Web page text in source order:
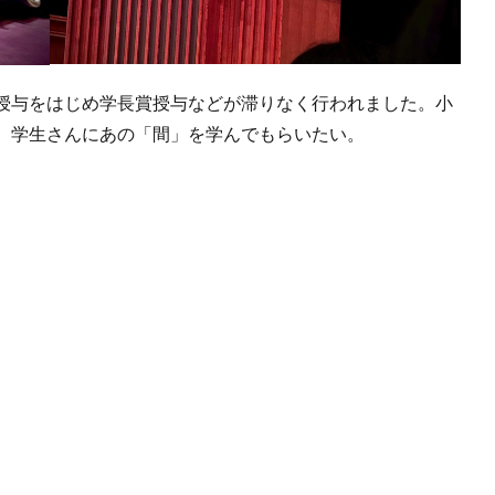
をはじめ学長賞授与などが滞りなく行われました。小
生さんにあの「間」を学んでもらいたい。